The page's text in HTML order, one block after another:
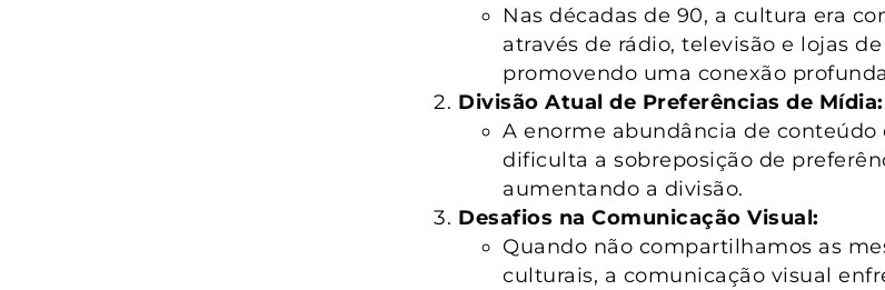
Nas décadas de 90, a cultura era
através de rádio, televisão e lojas
promovendo uma conexão
Divisão Atual de Preferências de Mídia:
A enorme abundância de conteúdo
dificulta a sobreposição de
aumentando a divisão.
Desafios na Comunicação Visual:
Quando não compartilhamos as
culturais, a comunicação visual